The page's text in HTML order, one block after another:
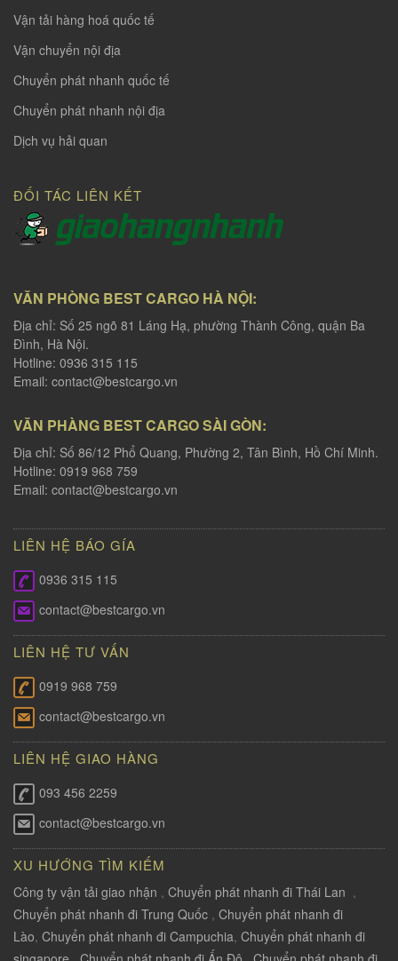
Vận tải hàng hoá quốc tế
Vận chuyển nội địa
Chuyển phát nhanh quốc tế
Chuyển phát nhanh nội địa
Dịch vụ hải quan
ĐỐI TÁC LIÊN KẾT
VĂN PHÒNG BEST CARGO HÀ NỘI:
Địa chỉ: Số 25 ngõ 81 Láng Hạ, phường Thành Công, quận Ba
Đình, Hà Nội.
Hotline: 0936 315 115
Email: contact@bestcargo.vn
VĂN PHÀNG BEST CARGO SÀI GÒN:
Địa chỉ: Số 86/12 Phổ Quang, Phường 2, Tân Bình, Hồ Chí Minh.
Hotline: 0919 968 759
Email: contact@bestcargo.vn
LIÊN HỆ BÁO GÍA
0936 315 115
contact@bestcargo.vn
LIÊN HỆ TƯ VẤN
0919 968 759
contact@bestcargo.vn
LIÊN HỆ GIAO HÀNG
093 456 2259
contact@bestcargo.vn
XU HƯỚNG TÌM KIẾM
Công ty vận tải giao nhận , Chuyển phát nhanh đi Thái Lan ,
Chuyển phát nhanh đi Trung Quốc , Chuyển phát nhanh đi
Lào, Chuyển phát nhanh đi Campuchia, Chuyển phát nhanh đi